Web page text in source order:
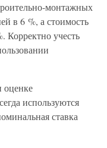
монтажных
в 6 %, а стоимость
Корректно учесть
оценке
используются
ставка